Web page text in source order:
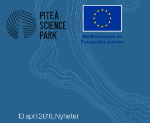
13 april 2018, Nyheter